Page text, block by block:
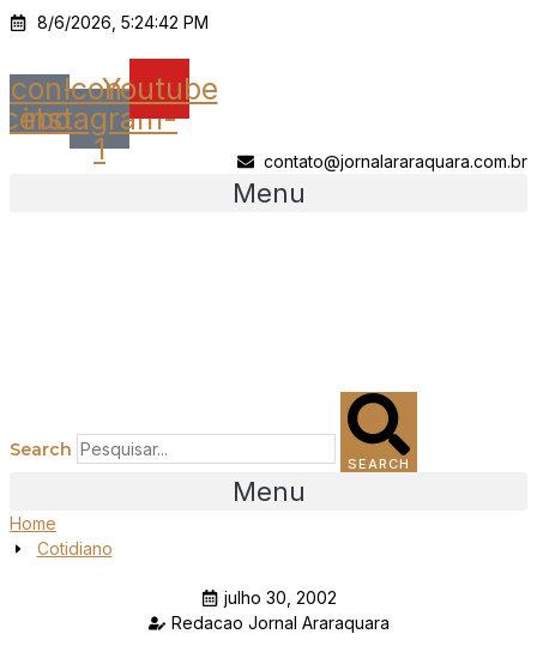
Ir
o
conteúdo
8/6/2026, 5:24:42 PM
Icon-Icon-
instagram-
1
Youtube
contato@jornalararaquara.com.br
Menu
Search
SEARCH
Menu
Home
Cotidiano
julho 30, 2002
Redacao Jornal Araraquara